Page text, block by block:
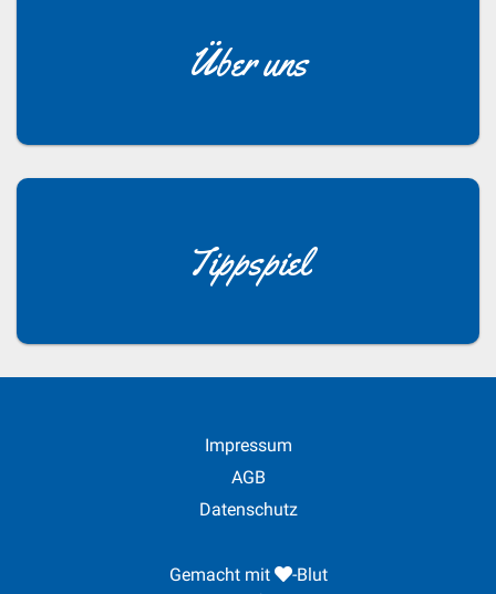
Über uns
Tippspiel
Impressum
AGB
Datenschutz
Gemacht mit
-Blut